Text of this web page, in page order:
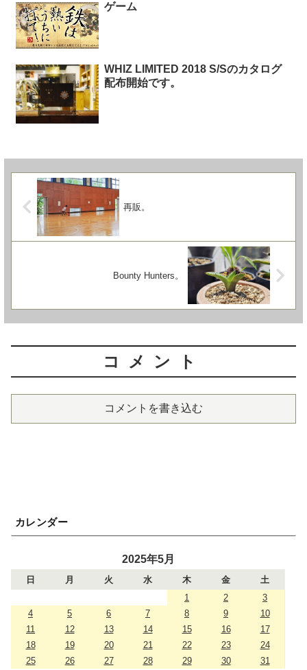
ゲーム
WHIZ LIMITED 2018 S/Sのカタログ
配布開始です。
再販。
Bounty Hunters。
コメント
コメントを書き込む
カレンダー
2025年5月
日 月 火 水 木 金
土
1
2
3
4
5 6 7 8 9
10
11
12 13 14 15 16
17
18
19 20 21 22 23
24
25
26 27 28 29 30 31